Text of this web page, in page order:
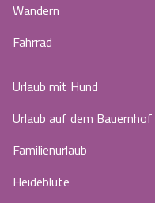
Wandern
Fahrrad
Urlaub mit Hund
Urlaub auf dem Bauernhof
Familienurlaub
Heideblüte